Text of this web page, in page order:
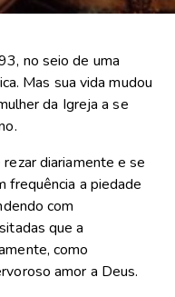
no seio de uma
Mas sua vida mudou
da Igreja a se
diariamente e se
frequência a piedade
com
que a
como
amor a Deus.